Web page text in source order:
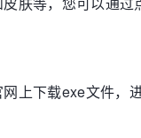
上下载exe文件，